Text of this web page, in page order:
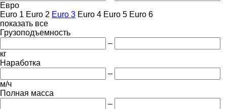
Евро
Euro 1 Euro 2 Euro 3 Euro 4 Euro 5 Euro 6
показать все
Грузоподъемность
–
кг
Наработка
–
м/ч
Полная масса
–